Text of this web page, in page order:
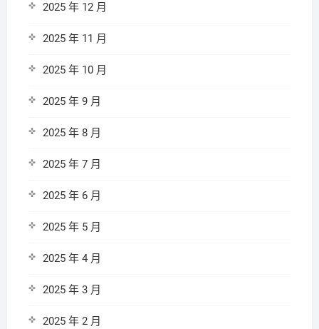
2025 年 12 月
2025 年 11 月
2025 年 10 月
2025 年 9 月
2025 年 8 月
2025 年 7 月
2025 年 6 月
2025 年 5 月
2025 年 4 月
2025 年 3 月
2025 年 2 月